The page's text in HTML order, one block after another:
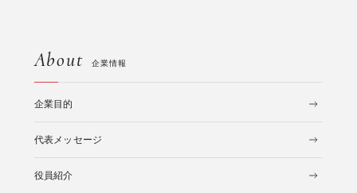
About 企業情報
企業目的
代表メッセージ
役員紹介